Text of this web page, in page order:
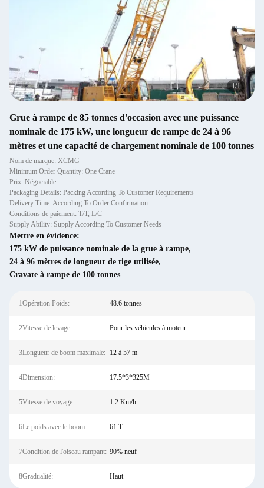
1/1
Grue à rampe de 85 tonnes d'occasion avec une puissance
nominale de 175 kW, une longueur de rampe de 24 à 96
mètres et une capacité de chargement nominale de 100 tonnes
Nom de marque: XCMG
Minimum Order Quantity: One Crane
Prix: Négociable
Packaging Details: Packing According To Customer Requirements
Delivery Time: According To Order Confirmation
Conditions de paiement: T/T, L/C
Supply Ability: Supply According To Customer Needs
Mettre en évidence:
175 kW de puissance nominale de la grue à rampe,
24 à 96 mètres de longueur de tige utilisée,
Cravate à rampe de 100 tonnes
1Opération Poids: 48.6 tonnes
2Vitesse de levage: Pour les véhicules à moteur
3Longueur de boom maximale: 12 à 57 m
4Dimension: 17.5*3*325M
5Vitesse de voyage: 1.2 Km/h
6Le poids avec le boom: 61 T
7Condition de l'oiseau rampant: 90% neuf
8Gradualité: Haut